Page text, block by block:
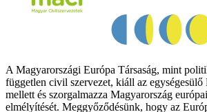
A Magyarországi Európa Társaság, mint
független civil szervezet, kiáll az egységesülő
mellett és szorgalmazza Magyarország
elmélyítését. Meggyőződésünk, hogy az